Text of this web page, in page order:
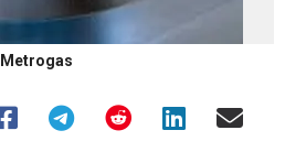
Metrogas